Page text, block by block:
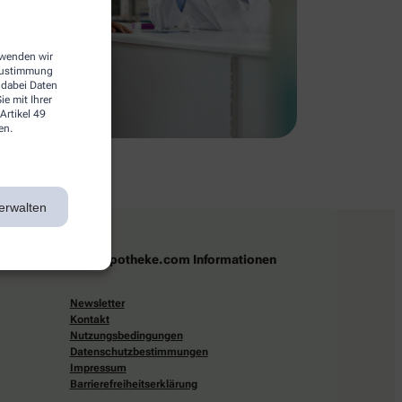
wir
Daten
mit Ihrer
49
apotheke.com Informationen
Newsletter
Kontakt
Nutzungsbedingungen
Datenschutzbestimmungen
Impressum
Barrierefreiheitserklärung